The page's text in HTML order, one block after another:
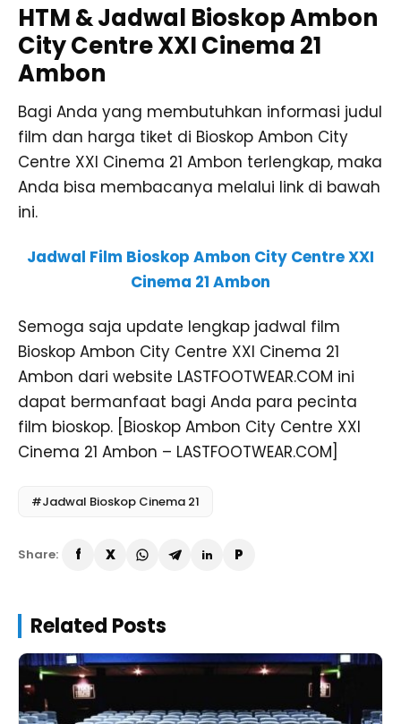
HTM & Jadwal Bioskop Ambon
City Centre XXI Cinema 21
Ambon
Bagi Anda yang membutuhkan informasi judul
film dan harga tiket di Bioskop Ambon City
Centre XXI Cinema 21 Ambon terlengkap, maka
Anda bisa membacanya melalui link di bawah
ini.
Jadwal Film Bioskop Ambon City Centre XXI
Cinema 21 Ambon
Semoga saja update lengkap jadwal film
Bioskop Ambon City Centre XXI Cinema 21
Ambon dari website LASTFOOTWEAR.COM ini
dapat bermanfaat bagi Anda para pecinta
film bioskop. [Bioskop Ambon City Centre XXI
Cinema 21 Ambon – LASTFOOTWEAR.COM]
#Jadwal Bioskop Cinema 21
Share:
Related Posts